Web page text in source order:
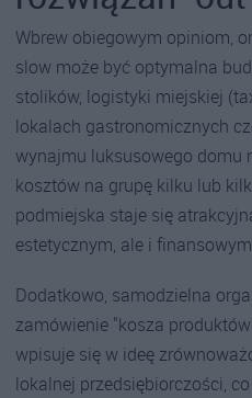
Wbrew obiegowym opiniom,
slow może być optymalna
stolików, logistyki miejskiej
lokalach gastronomicznych
wynajmu luksusowego domu
kosztów na grupę kilku lub
podmiejska staje się
estetycznym, ale i
Dodatkowo, samodzielna
zamówienie "kosza
wpisuje się w ideę
lokalnej przedsiębiorczości,